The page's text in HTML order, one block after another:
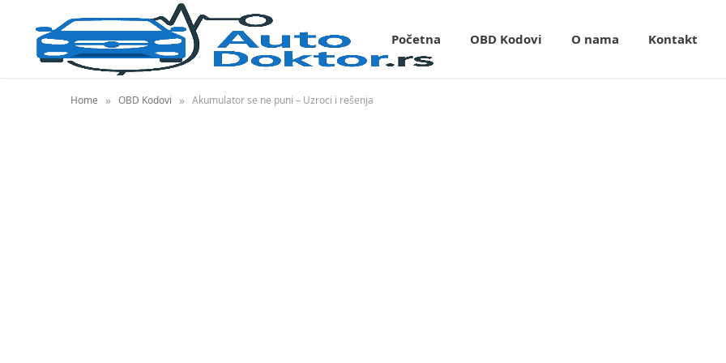
Početna OBD Kodovi O nama Kontakt
Home » OBD Kodovi » Akumulator se ne puni – Uzroci i rešenja